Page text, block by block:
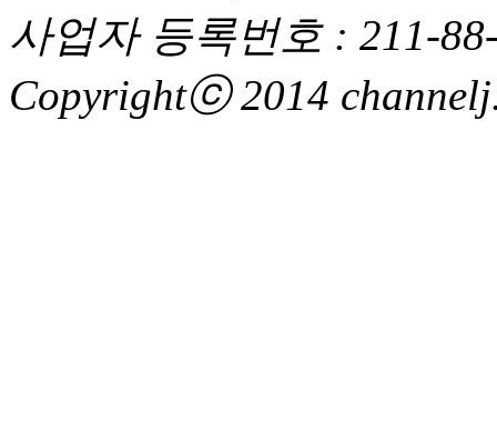
사업자 등록번호 : 211-
Copyrightⓒ 2014